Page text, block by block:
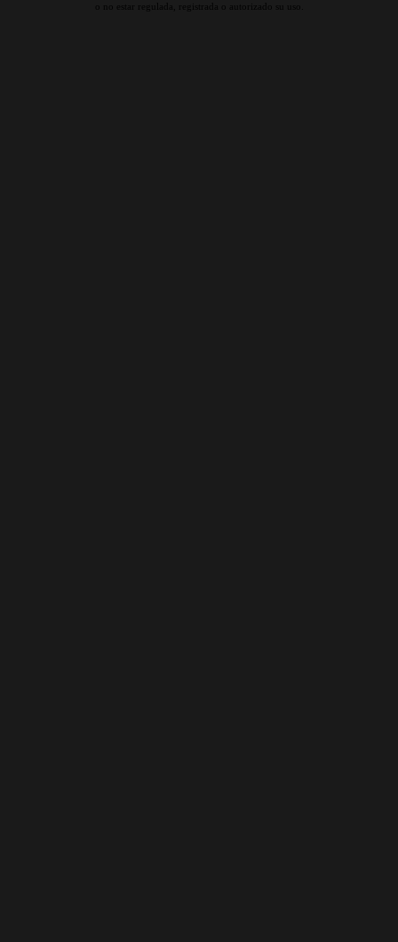
o no estar regulada, registrada o autorizado su uso.